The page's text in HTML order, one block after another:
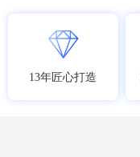
13年匠心打造